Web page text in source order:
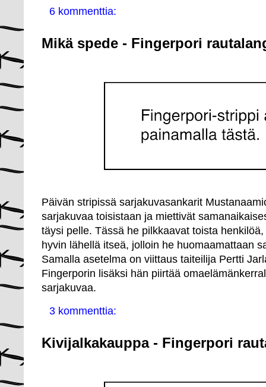
6 kommenttia:
Mikä spede - Fingerpori
Päivän stripissä sarjakuvasankarit
sarjakuvaa toisistaan ja miettivät
täysi pelle. Tässä he pilkkaavat toista
hyvin lähellä itseä, jolloin he huomaamattaan
Samalla asetelma on viittaus taiteilija Pertti
Fingerporin lisäksi hän piirtää
sarjakuvaa.
3 kommenttia:
Kivijalkakauppa - Fingerpori